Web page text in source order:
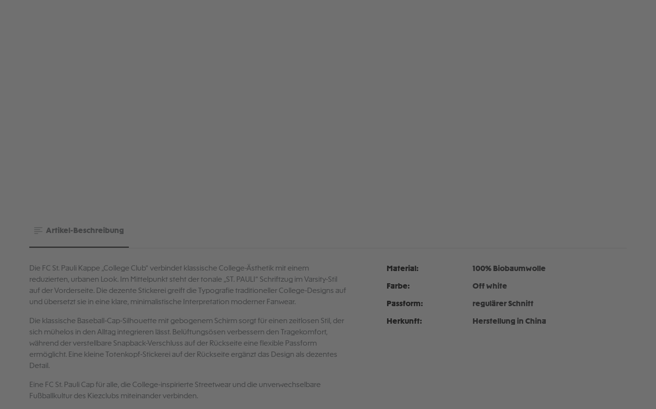
Artikel-Beschreibung
Die FC St. Pauli Kappe „College Club“ verbindet klassische College-Ästhetik mit einem
reduzierten, urbanen Look. Im Mittelpunkt steht der tonale „ST. PAULI“ Schriftzug im Varsity-Stil
auf der Vorderseite. Die dezente Stickerei greift die Typografie traditioneller College-Designs auf
und übersetzt sie in eine klare, minimalistische Interpretation moderner Fanwear.
Die klassische Baseball-Cap-Silhouette mit gebogenem Schirm sorgt für einen zeitlosen Stil, der
sich mühelos in den Alltag integrieren lässt. Belüftungsösen verbessern den Tragekomfort,
während der verstellbare Snapback-Verschluss auf der Rückseite eine flexible Passform
ermöglicht. Eine kleine Totenkopf-Stickerei auf der Rückseite ergänzt das Design als dezentes
Detail.
Eine FC St. Pauli Cap für alle, die College-inspirierte Streetwear und die unverwechselbare
Fußballkultur des Kiezclubs miteinander verbinden.
Material: 100% Biobaumwolle
Farbe: Off white
Passform: regulärer Schnitt
Herkunft: Herstellung in China